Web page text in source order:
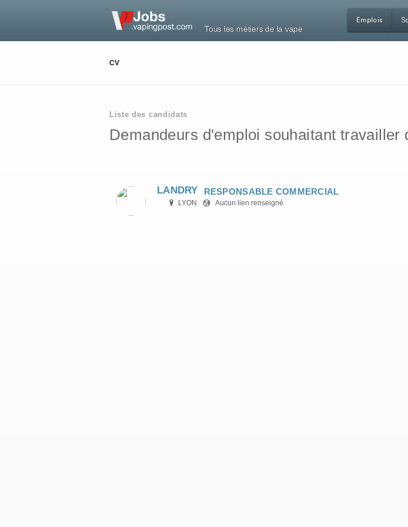
Tous les métiers de la vape
Emplois
CV
Liste des candidats
Demandeurs d'emploi souhaitant travailler
LANDRY RESPONSABLE COMMERCIAL
LYON Aucun lien renseigné